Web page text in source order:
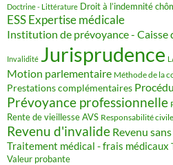
Doctrine - Littérature Droit à l’indemnité
ESSExpertise médicale
Institution de prévoyance - Caisse
Invalidité Jurisprudence
Motion parlementaire Méthode de la
Prestations complémentaires
Prévoyance professionnelle
Rente de vieillesse AVS Responsabilité
Revenu d'invalide Revenu
Traitement médical - frais médicaux
Valeur probante